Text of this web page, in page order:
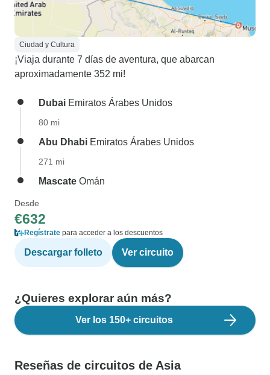
Ciudad y Cultura
¡Viaja durante 7 días de aventura, que abarcan
aproximadamente 352 mi!
Dubai Emiratos Árabes Unidos
80 mi
Abu Dhabi Emiratos Árabes Unidos
271 mi
Mascate Omán
Desde
€632
Regístrate para acceder a los descuentos
Descargar folleto Ver circuito
¿Quieres explorar aún más?
Ver los 150+ circuitos
Reseñas de circuitos de Asia